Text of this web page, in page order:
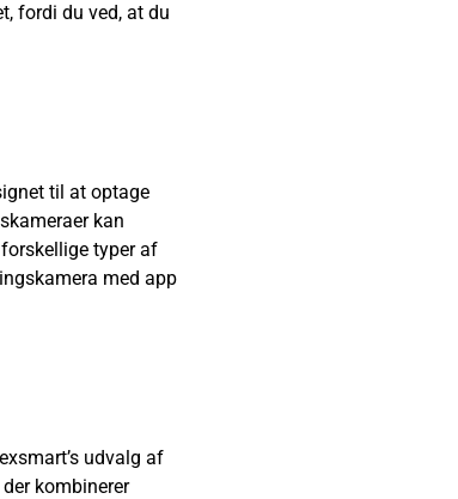
fordi du ved, at du
til at optage
kan
typer af
med app
udvalg af
kombinerer